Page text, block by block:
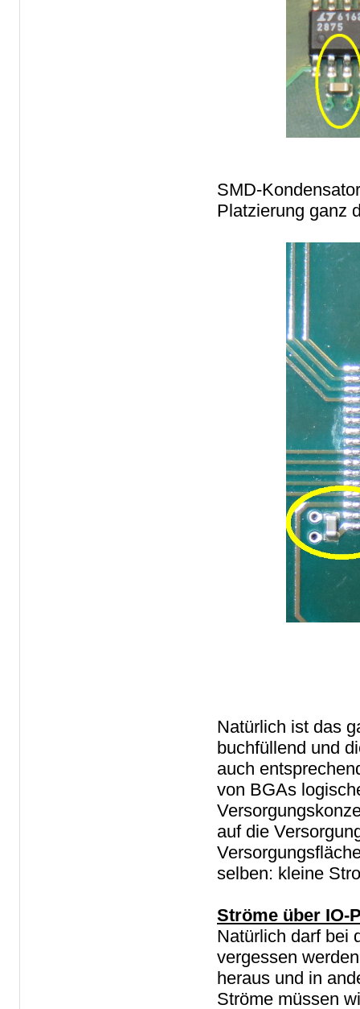
SMD-
Platzierung ganz
Natürlich ist das
buchfüllend und
auch
von BGAs
auf die
selben: kleine
Ströme über IO-
Natürlich darf bei
vergessen
heraus und in
Ströme müssen